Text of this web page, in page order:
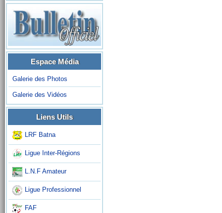
Espace Média
Galerie des Photos
Galerie des Vidéos
Liens Utils
LRF Batna
Ligue Inter-Régions
L.N.F Amateur
Ligue Professionnel
FAF